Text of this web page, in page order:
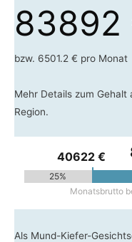
83892
bzw. 6501.2 € pro Monat
Mehr Details zum
Region.
40622 €
25%
Monatsbrutto
Als Mund-Kiefer-